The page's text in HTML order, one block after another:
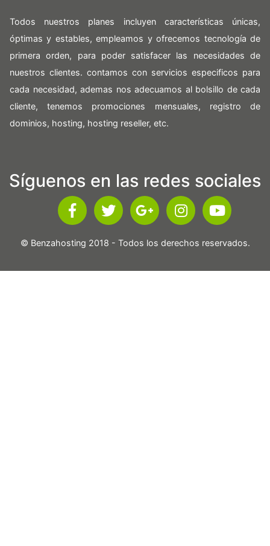
Todos nuestros planes incluyen características únicas,
óptimas y estables, empleamos y ofrecemos tecnología de
primera orden, para poder satisfacer las necesidades de
nuestros clientes. contamos con servicios especificos para
cada necesidad, ademas nos adecuamos al bolsillo de cada
cliente, tenemos promociones mensuales, registro de
dominios, hosting, hosting reseller, etc.
Síguenos en las redes sociales
© Benzahosting 2018 - Todos los derechos reservados.